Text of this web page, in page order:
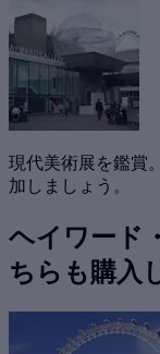
現代美術展を鑑賞
加しましょう。
ヘイワード
ちらも購入